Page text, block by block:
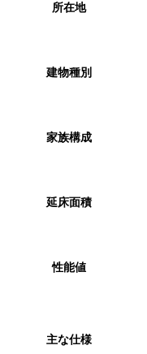
所在地
建物種別
家族構成
延床面積
性能値
主な仕様